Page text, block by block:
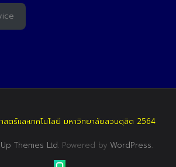
ตร์และเทคโนโลยี มหาวิทยาลัยสวนดุสิต 2564
Themes Ltd. Powered by WordPress.